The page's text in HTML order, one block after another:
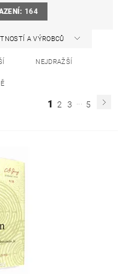
164
A VÝROBCŮ
NEJDRAŽŠÍ
1 2 3 ... 5